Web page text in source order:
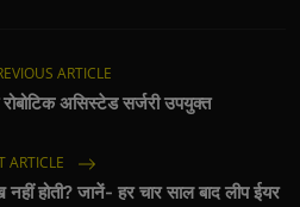
ARTICLE
असिस्टेड सर्जरी उपयुक्त
ARTICLE
होती? जानें- हर चार साल बाद लीप ईयर